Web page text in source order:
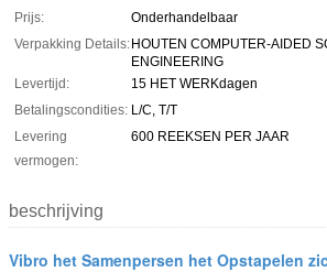
Prijs:
Onderhandelbaar
Verpakking Details:HOUTEN COMPUTER-AIDED
ENGINEERING
Levertijd:
15 HET WERKdagen
Betalingscondities: L/C, T/T
Levering
vermogen:
600 REEKSEN PER JAAR
beschrijving
Vibro het Samenpersen het Opstapelen